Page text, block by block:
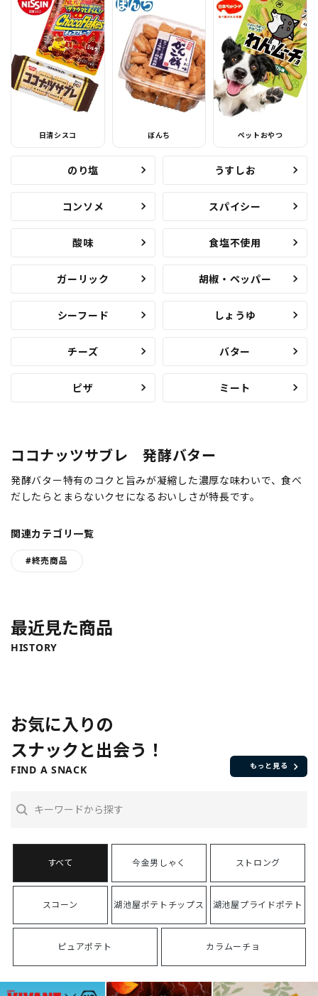
日清シスコ ぼんち ペットおやつ
のり塩 うすしお
コンソメ スパイシー
酸味 食塩不使用
ガーリック 胡椒・ペッパー
シーフード しょうゆ
チーズ バター
ピザ ミート
ココナッツサブレ 発酵バター
発酵バター特有のコクと旨みが凝縮した濃厚な味わいで、食べ
だしたらとまらないクセになるおいしさが特長です。
関連カテゴリ一覧
#終売商品
最近見た商品
HISTORY
お気に入りの
スナックと出会う！
FIND A SNACK もっと見る
今金男しゃく ストロング
スコーン 湖池屋ポテトチップス 湖池屋プライドポテト
ピュアポテト カラムーチョ